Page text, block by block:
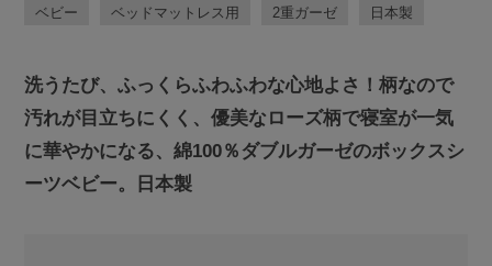
ベビー ベッドマットレス用 2重ガーゼ 日本製
洗うたび、ふっくらふわふわな心地よさ！柄なので
汚れが目立ちにくく、優美なローズ柄で寝室が一気
に華やかになる、綿100％ダブルガーゼのボックスシ
ーツベビー。日本製